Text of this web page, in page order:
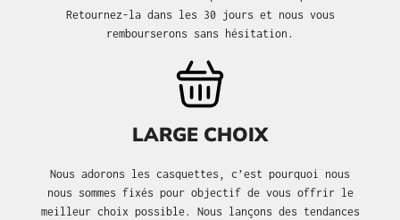
Retournez-la dans les 30 jours et nous vous
rembourserons sans hésitation.
LARGE CHOIX
Nous adorons les casquettes, c’est pourquoi nous
nous sommes fixés pour objectif de vous offrir le
meilleur choix possible. Nous lançons des tendances